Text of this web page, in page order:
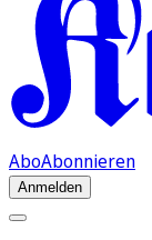
AboAbonnieren
Anmelden